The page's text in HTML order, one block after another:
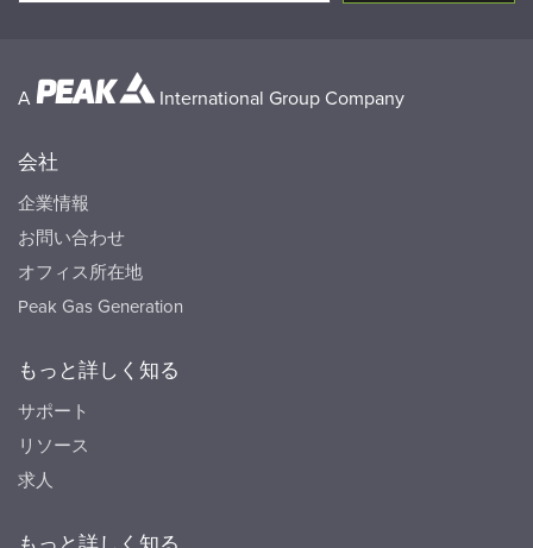
A International Group Company
会社
企業情報
お問い合わせ
オフィス所在地
Peak Gas Generation
もっと詳しく知る
サポート
リソース
求人